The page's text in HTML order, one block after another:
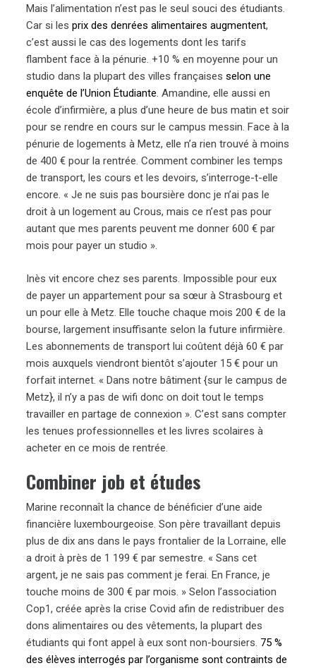
Mais l’alimentation n’est pas le seul souci des étudiants.
Car si lesprix des denrées alimentaires augmentent,
c’est aussi le cas des logements dont les tarifs
flambent face à la pénurie. +10 % en moyenne pour un
studio dans la plupart des villes françaisesselon une
enquête de l’Union Étudiante. Amandine, elle aussi en
école d’infirmière, a plus d’une heure de bus matin et soir
pour se rendre en cours sur le campus messin. Face à la
pénurie de logements à Metz, elle n’a rien trouvé à moins
de 400 € pour la rentrée. Comment combiner les temps
de transport, les cours et les devoirs, s’interroge-t-elle
encore. « Je ne suis pas boursière donc je n’ai pas le
droit à un logement au Crous, mais ce n’est pas pour
autant que mes parents peuvent me donner 600 € par
mois pour payer un studio ».
Inès vit encore chez ses parents. Impossible pour eux
de payer un appartement pour sa sœur à Strasbourg et
un pour elle à Metz. Elle touche chaque mois 200 € de la
bourse, largement insuffisante selon la future infirmière.
Les abonnements de transport lui coûtent déjà 60 € par
mois auxquels viendront bientôt s’ajouter 15 € pour un
forfait internet. « Dans notre bâtiment {sur le campus de
Metz}, il n’y a pas de wifi donc on doit tout le temps
travailler en partage de connexion ». C’est sans compter
les tenues professionnelles et les livres scolaires à
acheter en ce mois de rentrée.
Combiner job et études
Marine reconnaît la chance de bénéficier d’une aide
financière luxembourgeoise. Son père travaillant depuis
plus de dix ans dans le pays frontalier de la Lorraine, elle
a droit à près de 1 199 € par semestre. « Sans cet
argent, je ne sais pas comment je ferai. En France, je
touche moins de 300 € par mois. » Selon l’association
Cop1, créée après la crise Covid afin de redistribuer des
dons alimentaires ou des vêtements, la plupart des
étudiants qui font appel à eux sont non-boursiers. 75 %
des élèves interrogés par l’organisme sont contraints de